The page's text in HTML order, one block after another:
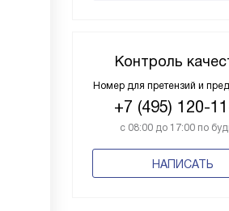
Контроль
Номер для претензий и
+7 (495) 120-
с 08:00 до 17:00 по
НАПИСАТЬ